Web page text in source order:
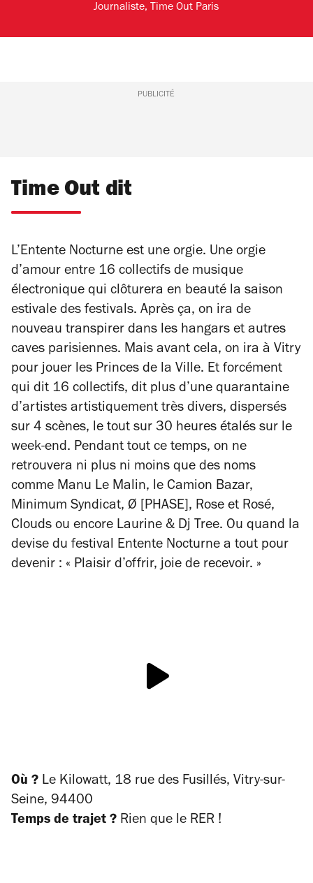
Journaliste, Time Out Paris
PUBLICITÉ
Time Out dit
L’Entente Nocturne est une orgie. Une orgie
d’amour entre 16 collectifs de musique
électronique qui clôturera en beauté la saison
estivale des festivals. Après ça, on ira de
nouveau transpirer dans les hangars et autres
caves parisiennes. Mais avant cela, on ira à Vitry
pour jouer les Princes de la Ville. Et forcément
qui dit 16 collectifs, dit plus d’une quarantaine
d’artistes artistiquement très divers, dispersés
sur 4 scènes, le tout sur 30 heures étalés sur le
week-end. Pendant tout ce temps, on ne
retrouvera ni plus ni moins que des noms
comme Manu Le Malin, le Camion Bazar,
Minimum Syndicat, Ø [PHASE], Rose et Rosé,
Clouds ou encore Laurine & Dj Tree. Ou quand la
devise du festival Entente Nocturne a tout pour
devenir : « Plaisir d’offrir, joie de recevoir. »
Où ? Le Kilowatt, 18 rue des Fusillés, Vitry-sur-
Seine, 94400
Temps de trajet ? Rien que le RER !